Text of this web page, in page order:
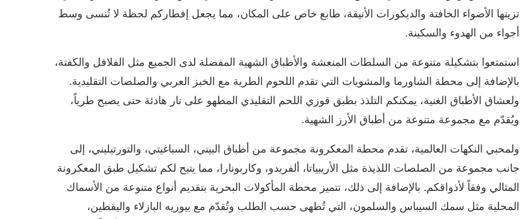
تزينها الأضواء الخافتة والديكورات الأنيقة، طابع خاص على المكان، مما يجعل إفطاركم لحظة لا تُنسى وسط
أجواء من الهدوء والسكينة.
استمتعوا بتشكيلة متنوعة من السلطات المنعشة والأطباق الشهية المفضلة لدى الجميع مثل الفلافل والكفتة،
بالإضافة إلى محطة الشاورما والمشويات التي تقدم اللحوم الطرية مع الخبز العربي والصلصات التقليدية.
ولعشاق الأطباق الغنية، يمكنكم التلذذ بطبق قوزي اللحم التقليدي المطهو على نار هادئة حتى يصبح طرياً،
ويُقدّم مع مجموعة متنوعة من أطباق الأرز الشهية.
ولمحبي النكهات العالمية، تقدم محطة المعكرونة مجموعة من أطباق البيني، السباغيتي، والتورتيليني، إلى
جانب مجموعة من الصلصات اللذيذة مثل الأريبياتا، ألفريدو، وكاربونارا، مما يتيح لكم تشكيل طبق المعكرونة
المثالي وفقاً لأذواقكم. بالإضافة إلى ذلك، تتميز محطة المأكولات البحرية بتقديم أنواع متنوعة من الأسماك
المحلية مثل سمك السيباس والسلمون، التي تُطهى حسب الطلب وتُقدّم مع بيوريه البازلاء واليقطين،